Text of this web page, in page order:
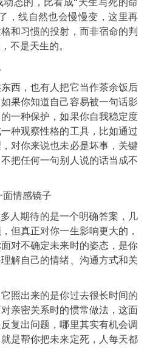
态的，比看成“天生写死的命
，线自然也会慢慢变，这里再
和习惯的投射，而非宿命的判
不是天生的。
西，也有人把它当作茶余饭后
果你知道自己容易被一句话影
一种保护，如果你自我稳定度
种观察性格的工具，比如通过
对你来说也未必是坏事，关键
把任何一句别人说的话当成不
面情感镜子
人期待的是一个明确答案，几
但真正对你一生影响更大的，
对不确定未来时的姿态，是你
解自己的情绪、沟通方式和关
照出来的是你过去很长时间的
亲密关系时的惯常做法，这面
复出问题，哪里其实有机会调
是帮你把未来定死，人每天都